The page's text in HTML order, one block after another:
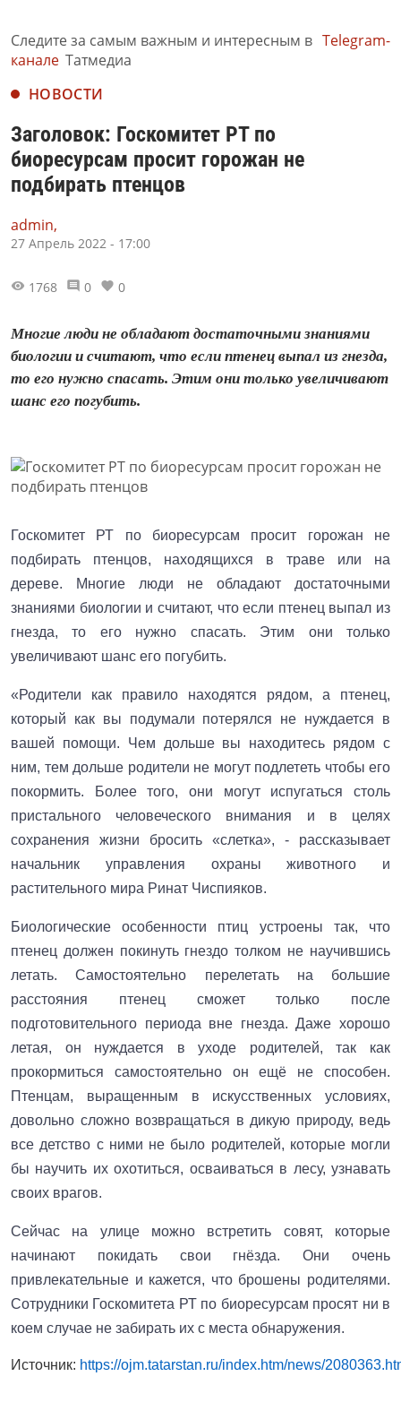
Следите за самым важным и интересным в Telegram-
канале Татмедиа
НОВОСТИ
Заголовок: Госкомитет РТ по
биоресурсам просит горожан не
подбирать птенцов
admin,
27 Апрель 2022 - 17:00
1768 0 0
Многие люди не обладают достаточными знаниями
биологии и считают, что если птенец выпал из гнезда,
то его нужно спасать. Этим они только увеличивают
шанс его погубить.
Госкомитет РТ по биоресурсам просит горожан не
подбирать птенцов, находящихся в траве или на
дереве. Многие люди не обладают достаточными
знаниями биологии и считают, что если птенец выпал из
гнезда, то его нужно спасать. Этим они только
увеличивают шанс его погубить.
«Родители как правило находятся рядом, а птенец,
который как вы подумали потерялся не нуждается в
вашей помощи. Чем дольше вы находитесь рядом с
ним, тем дольше родители не могут подлететь чтобы его
покормить. Более того, они могут испугаться столь
пристального человеческого внимания и в целях
сохранения жизни бросить «слетка», - рассказывает
начальник управления охраны животного и
растительного мира Ринат Чиспияков.
Биологические особенности птиц устроены так, что
птенец должен покинуть гнездо толком не научившись
летать. Самостоятельно перелетать на большие
расстояния птенец сможет только после
подготовительного периода вне гнезда. Даже хорошо
летая, он нуждается в уходе родителей, так как
прокормиться самостоятельно он ещё не способен.
Птенцам, выращенным в искусственных условиях,
довольно сложно возвращаться в дикую природу, ведь
все детство с ними не было родителей, которые могли
бы научить их охотиться, осваиваться в лесу, узнавать
своих врагов.
Сейчас на улице можно встретить совят, которые
начинают покидать свои гнёзда. Они очень
привлекательные и кажется, что брошены родителями.
Сотрудники Госкомитета РТ по биоресурсам просят ни в
коем случае не забирать их с места обнаружения.
Источник: https://ojm.tatarstan.ru/index.htm/news/